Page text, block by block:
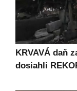
KRVAVÁ daň
dosiahli